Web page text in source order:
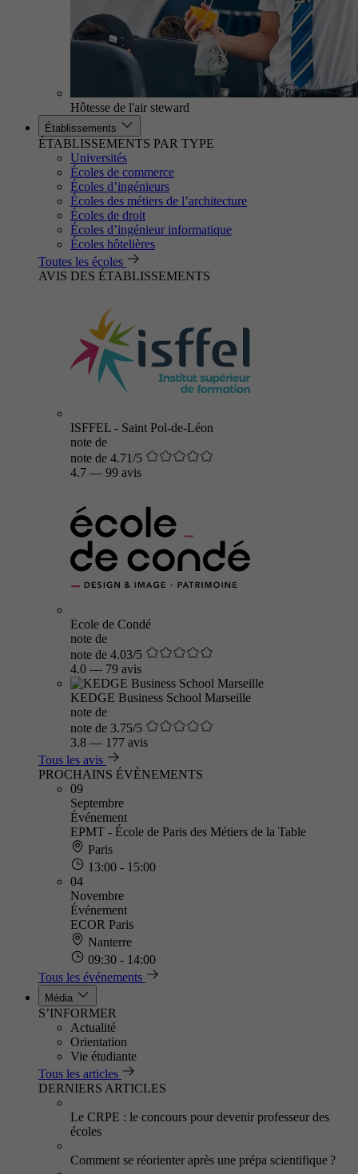
Hôtesse de l'air steward
Établissements
ÉTABLISSEMENTS PAR TYPE
Universités
Écoles de commerce
Écoles d’ingénieurs
Écoles des métiers de l’architecture
Écoles de droit
Écoles d’ingénieur informatique
Écoles hôtelières
Toutes les écoles
AVIS DES ÉTABLISSEMENTS
ISFFEL - Saint Pol-de-Léon
note de
note de 4.71/5
4.7 — 99 avis
Ecole de Condé
note de
note de 4.03/5
4.0 — 79 avis
KEDGE Business School Marseille
note de
note de 3.75/5
3.8 — 177 avis
Tous les avis
PROCHAINS ÉVÈNEMENTS
09
Septembre
Événement
EPMT - École de Paris des Métiers de la Table
Paris
13:00 - 15:00
04
Novembre
Événement
ECOR Paris
Nanterre
09:30 - 14:00
Tous les événements
Média
S’INFORMER
Actualité
Orientation
Vie étudiante
Tous les articles
DERNIERS ARTICLES
Le CRPE : le concours pour devenir professeur des
écoles
Comment se réorienter après une prépa scientifique ?